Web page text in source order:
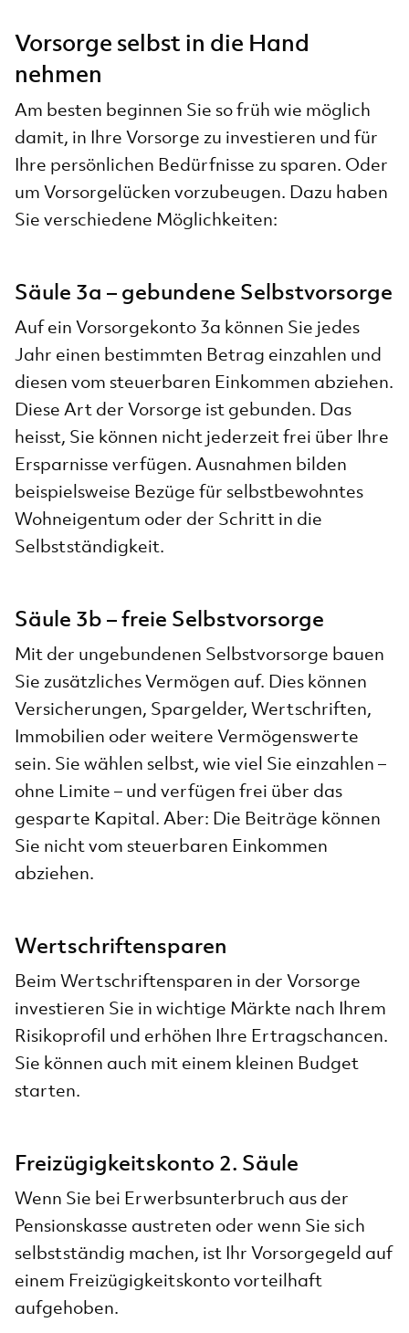
Vorsorge selbst in die Hand
nehmen
Am besten beginnen Sie so früh wie möglich
damit, in Ihre Vorsorge zu investieren und für
Ihre persönlichen Bedürfnisse zu sparen. Oder
um Vorsorgelücken vorzubeugen. Dazu haben
Sie verschiedene Möglichkeiten:
Säule 3a – gebundene Selbstvorsorge
Auf ein Vorsorgekonto 3a können Sie jedes
Jahr einen bestimmten Betrag einzahlen und
diesen vom steuerbaren Einkommen abziehen.
Diese Art der Vorsorge ist gebunden. Das
heisst, Sie können nicht jederzeit frei über Ihre
Ersparnisse verfügen. Ausnahmen bilden
beispielsweise Bezüge für selbstbewohntes
Wohneigentum oder der Schritt in die
Selbstständigkeit.
Säule 3b – freie Selbstvorsorge
Mit der ungebundenen Selbstvorsorge bauen
Sie zusätzliches Vermögen auf. Dies können
Versicherungen, Spargelder, Wertschriften,
Immobilien oder weitere Vermögenswerte
sein. Sie wählen selbst, wie viel Sie einzahlen –
ohne Limite – und verfügen frei über das
gesparte Kapital. Aber: Die Beiträge können
Sie nicht vom steuerbaren Einkommen
abziehen.
Wertschriftensparen
Beim Wertschriftensparen in der Vorsorge
investieren Sie in wichtige Märkte nach Ihrem
Risikoprofil und erhöhen Ihre Ertragschancen.
Sie können auch mit einem kleinen Budget
starten.
Freizügigkeitskonto 2. Säule
Wenn Sie bei Erwerbsunterbruch aus der
Pensionskasse austreten oder wenn Sie sich
selbstständig machen, ist Ihr Vorsorgegeld auf
einem Freizügigkeitskonto vorteilhaft
aufgehoben.